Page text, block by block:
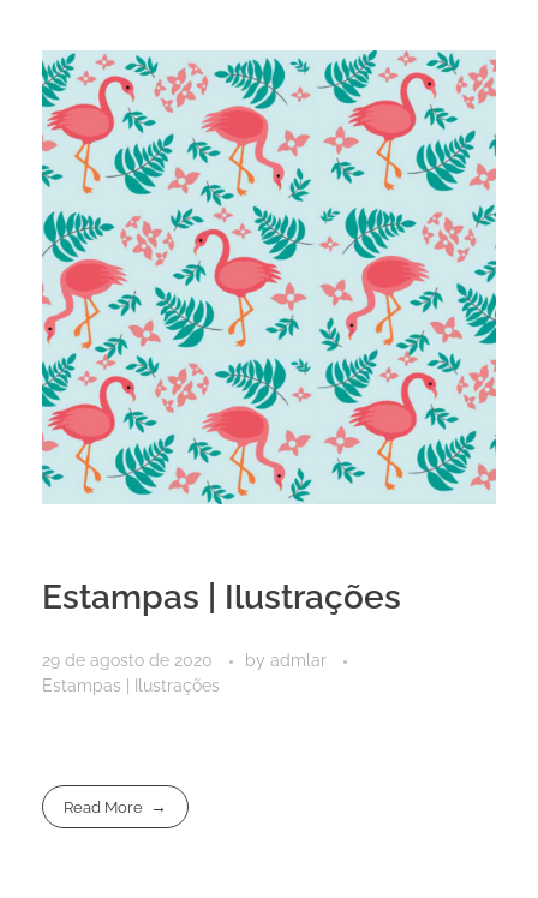
Estampas | Ilustrações
29 de agosto de 2020 by admlar
Estampas | Ilustrações
Read More